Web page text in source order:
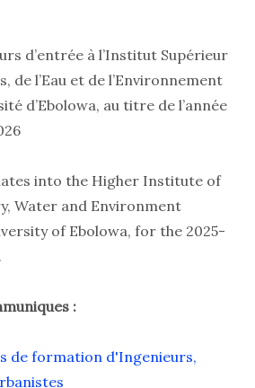
d’entrée à l’Institut Supérieur
de l’Eau et de l’Environnement
d’Ebolowa, au titre de l’année
into the Higher Institute of
Water and Environment
of Ebolowa, for the 2025-
:
de formation d'Ingenieurs,